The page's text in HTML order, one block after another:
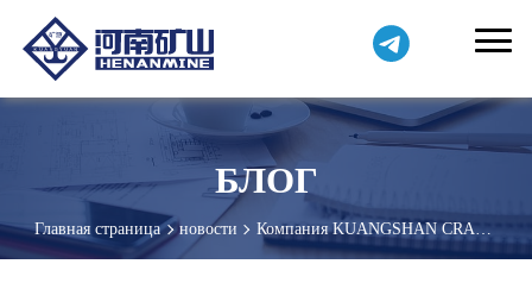
БЛОГ
Главная страница новости
Компания KUANGSHAN CRANE
экспортирует краны во Вьетнам для строительства в рамках